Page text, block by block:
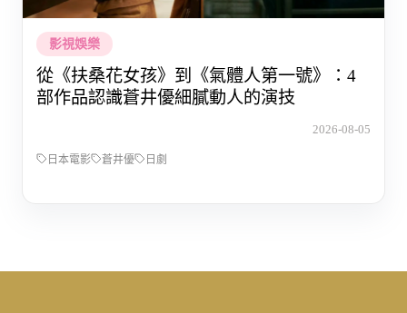
影視娛樂
從《扶桑花女孩》到《氣體人第一號》：4
部作品認識蒼井優細膩動人的演技
2026-08-05
日本電影 蒼井優 日劇